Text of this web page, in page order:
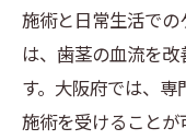
施術と日常生活で
は、歯茎の血流を
す。大阪府では、
施術を受けることが